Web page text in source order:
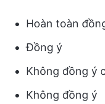
Hoàn toàn
Đồng ý
Không đồng ý
Không đồng ý